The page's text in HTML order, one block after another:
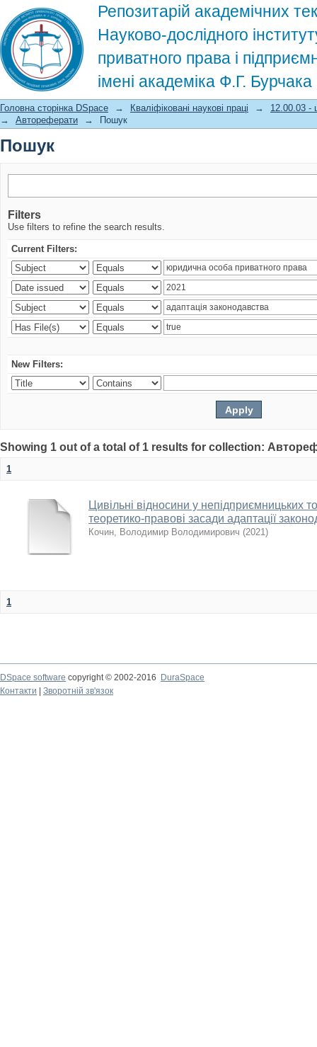
Репозитарій академічних
Науково-дослідного
приватного права і
імені академіка Ф.Г.
Пошук
Головна сторінка DSpace → Кваліфіковані наукові праці →
12.00.03 -
→
Автореферати → Пошук
Пошук
Filters
Use filters to refine the search results.
Current Filters:
New Filters:
Showing 1 out of a total of 1 results for collection:
1
Цивільні відносини у непідприємницьких
теоретико-правові засади адаптації
Кочин, Володимир Володимирович (2021)
1
DSpace software copyright © 2002-2016
DuraSpace
Контакти
Зворотній зв'язок